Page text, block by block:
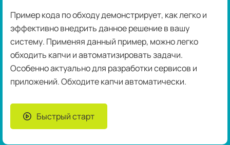
Пример кода по обходу демонстрирует, как легко и
эффективно внедрить данное решение в вашу
систему. Применяя данный пример, можно легко
обходить капчи и автоматизировать задачи.
Особенно актуально для разработки сервисов и
приложений. Обходите капчи автоматически.
Быстрый старт